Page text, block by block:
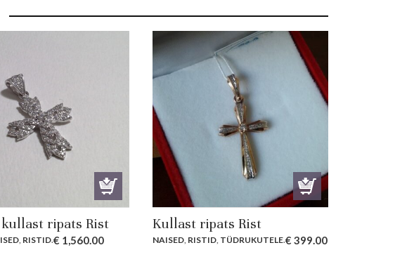
ripats Rist
, RISTID.€ 1,560.00
Kullast ripats Rist
NAISED, RISTID, TÜDRUKUTELE.€ 399.00